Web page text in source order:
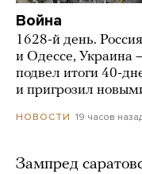
Война
1628-й день.
и Одессе, Украина
подвел итоги 40-
и пригрозил
НОВОСТИ 19 часов
Зампред